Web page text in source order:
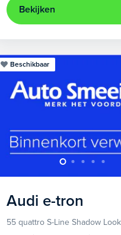
Bekijken
Beschikbaar
Audi e-tron
55 quattro S-Line Shadow